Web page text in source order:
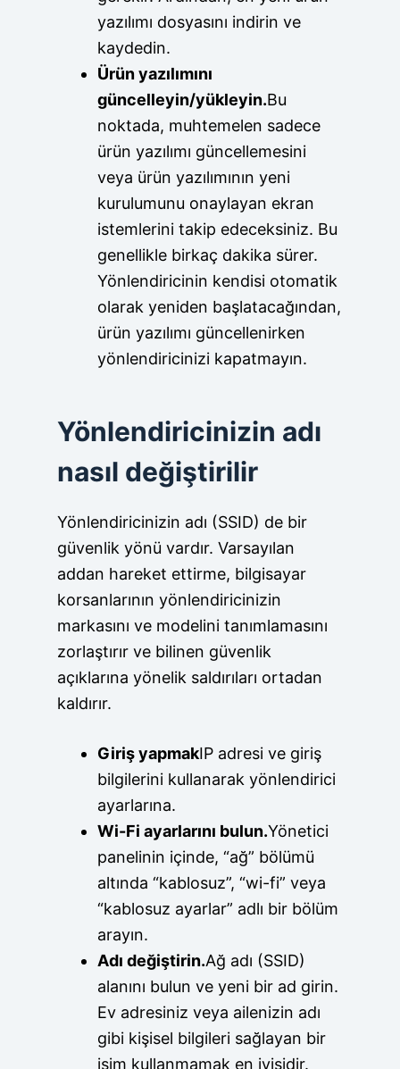
yazılımı dosyasını indirin ve
kaydedin.
Ürün yazılımını
güncelleyin/yükleyin.Bu
noktada, muhtemelen sadece
ürün yazılımı güncellemesini
veya ürün yazılımının yeni
kurulumunu onaylayan ekran
istemlerini takip edeceksiniz. Bu
genellikle birkaç dakika sürer.
Yönlendiricinin kendisi otomatik
olarak yeniden başlatacağından,
ürün yazılımı güncellenirken
yönlendiricinizi kapatmayın.
Yönlendiricinizin adı
nasıl değiştirilir
Yönlendiricinizin adı (SSID) de bir
güvenlik yönü vardır. Varsayılan
addan hareket ettirme, bilgisayar
korsanlarının yönlendiricinizin
markasını ve modelini tanımlamasını
zorlaştırır ve bilinen güvenlik
açıklarına yönelik saldırıları ortadan
kaldırır.
Giriş yapmakIP adresi ve giriş
bilgilerini kullanarak yönlendirici
ayarlarına.
Wi-Fi ayarlarını bulun.Yönetici
panelinin içinde, “ağ” bölümü
altında “kablosuz”, “wi-fi” veya
“kablosuz ayarlar” adlı bir bölüm
arayın.
Adı değiştirin.Ağ adı (SSID)
alanını bulun ve yeni bir ad girin.
Ev adresiniz veya ailenizin adı
gibi kişisel bilgileri sağlayan bir
isim kullanmamak en iyisidir.